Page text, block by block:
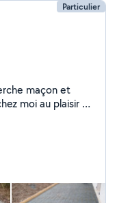
Particulier
maçon et
moi au plaisir de